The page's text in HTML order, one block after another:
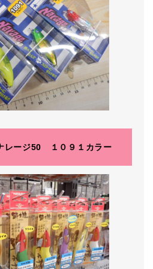
レージ50 １０９１カラー